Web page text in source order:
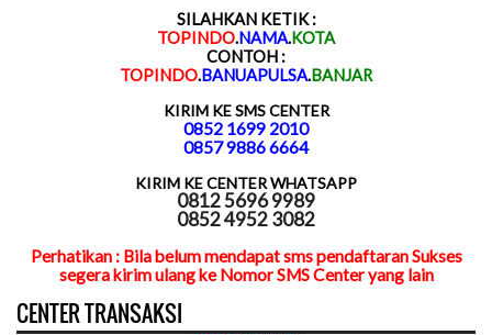
SILAHKAN KETIK :
TOPINDO.NAMA.KOTA
CONTOH :
TOPINDO.BANUAPULSA.BANJAR
KIRIM KE SMS CENTER
0852 1699 2010
0857 9886 6664
KIRIM KE CENTER WHATSAPP
0812 5696 9989
0852 4952 3082
Perhatikan : Bila belum mendapat sms pendaftaran Sukses
segera kirim ulang ke Nomor SMS Center yang lain
CENTER TRANSAKSI